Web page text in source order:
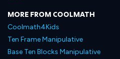
MORE FROM COOLMATH
Coolmath4Kids
Ten Frame Manipulative
Base Ten Blocks Manipulative